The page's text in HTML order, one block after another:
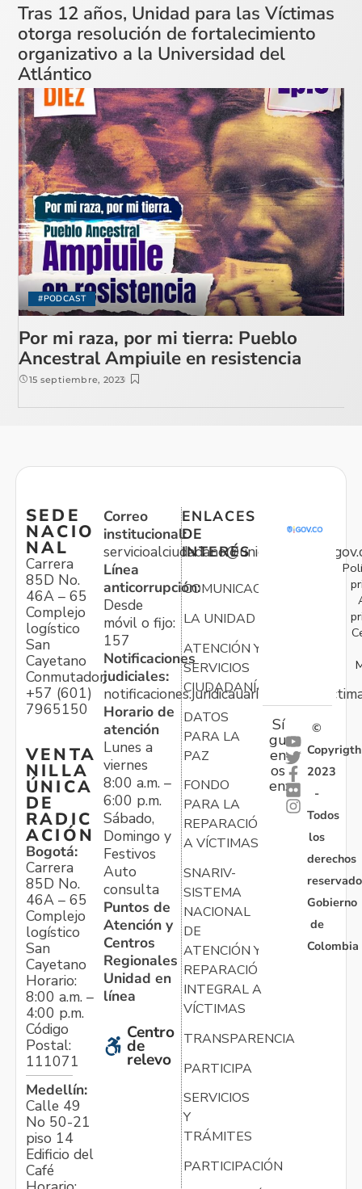
Tras 12 años, Unidad para las Víctimas
otorga resolución de fortalecimiento
organizativo a la Universidad del
Atlántico
#PODCAST
Por mi raza, por mi tierra: Pueblo
Ancestral Ampiuile en resistencia
15 septiembre, 2023
SEDE
NACIO
NAL
Carrera
85D No.
46A – 65
Complejo
logístico
San
Cayetano
Conmutador:
+57 (601)
7965150
VENTA
NILLA
ÚNICA
DE
RADIC
ACIÓN
Bogotá:
Carrera
85D No.
46A – 65
Complejo
logístico
San
Cayetano
Horario:
8:00 a.m. –
4:00 p.m.
Código
Postal:
111071
Medellín:
Calle 49
No 50-21
piso 14
Edificio del
Café
Correo
institucional:
Línea
anticorrupción:
Desde
móvil o fijo:
157
Notificaciones
judiciales:
Horario de
atención
Lunes a
viernes
8:00 a.m. –
6:00 p.m.
Sábado,
Domingo y
Festivos
Auto
consulta
Puntos de
Atención y
Centros
Regionales
Unidad en
línea
Centro
de
relevo
ENLACES
DE
INTERÉS
COMUNICACIONES
LA UNIDAD
ATENCIÓN Y
SERVICIOS
CIUDADANÍA
DATOS
PARA LA
PAZ
FONDO
PARA LA
REPARACIÓN
A VÍCTIMAS
SNARIV-
SISTEMA
NACIONAL
DE
ATENCIÓN Y
REPARACIÓN
INTEGRAL A
VÍCTIMAS
TRANSPARENCIA
PARTICIPA
SERVICIOS
Y
TRÁMITES
PARTICIPACIÓN
Sí
gu
en
os
en:
©
Copyrigth
2023
-
Todos
los
derechos
Gobierno
de
Colombia